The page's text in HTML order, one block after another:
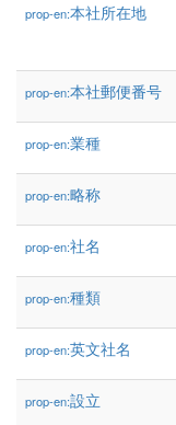
prop-en:本社所在地
prop-en:本社郵便番号
prop-en:業種
prop-en:略称
prop-en:社名
prop-en:種類
prop-en:英文社名
prop-en:設立